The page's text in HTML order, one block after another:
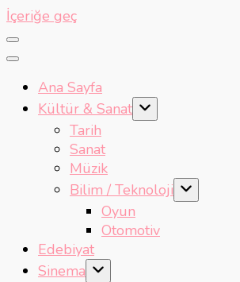
İçeriğe geç
Ana Sayfa
Kültür & Sanat
Tarih
Sanat
Müzik
Bilim / Teknoloji
Oyun
Otomotiv
Edebiyat
Sinema